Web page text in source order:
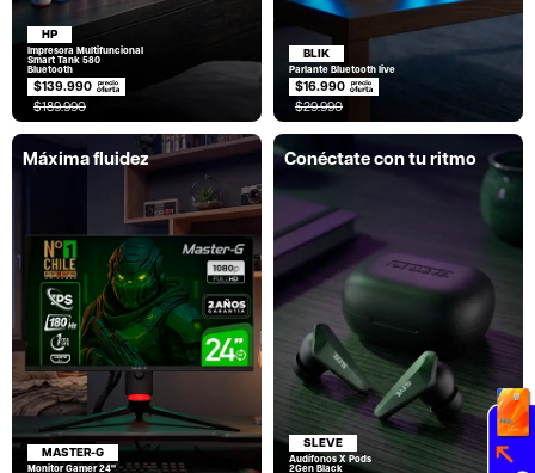
HP
Impresora Multifuncional
Smart Tank 580
Bluetooth
$139.990
$189.990
BLIK
Parlante Bluetooth live
$16.990
$29.990
Máxima fluidez
MASTER-G
Monitor Gamer 24"
Conéctate con tu ritmo
SLEVE
Audífonos X Pods
2Gen Black